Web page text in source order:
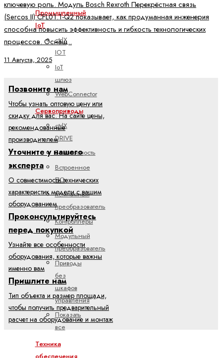
Промышленный
IoT
ctrlX
IOT
IoT
шлюз
WebConnector
Сервоприводы
ctrlX
DRIVE
Безопасность
Встроенное
ПО
Компактный
преобразователь
Контроллеры
Модульный
преобразователь
Приводы
без
шкафов
управления
Показать
все
Техника
ключевую роль. Модуль Bosch Rexroth Перекрёстная связь
(Sercos II) CFL01.1-Q2 показывает, как продуманная инженерия
способна повысить эффективность и гибкость технологических
процессов. Оснащ..
11 Августа, 2025
Позвоните нам
Чтобы узнать оптовую цену или
скидку для вас. На сайте цены,
рекомендованные
производителем
Уточните у нашего
эксперта
О совместимости технических
характеристик модели с вашим
оборудованием
Проконсультируйтесь
перед покупкой
Узнайте все особенности
оборудования, которые важны
именно вам
Пришлите нам
Тип объекта и размер площади,
чтобы получить предварительный
расчет на оборудование и монтаж